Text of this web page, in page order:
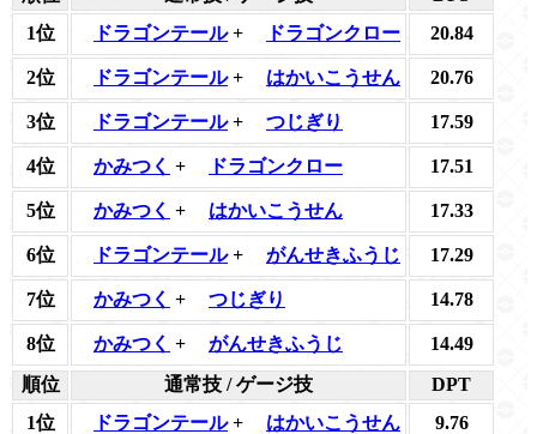
1位
ドラゴンテール+ ドラゴンクロー 20.84
2位 ドラゴンテール+ はかいこうせん 20.76
3位 ドラゴンテール+ つじぎり 17.59
4位 かみつく + ドラゴンクロー 17.51
5位 かみつく + はかいこうせん 17.33
6位 ドラゴンテール+ がんせきふうじ 17.29
7位 かみつく + つじぎり 14.78
8位 かみつく + がんせきふうじ
14.49
順位
通常技 / ゲージ技
DPT
1位
ドラゴンテール+ はかいこうせん 9.76